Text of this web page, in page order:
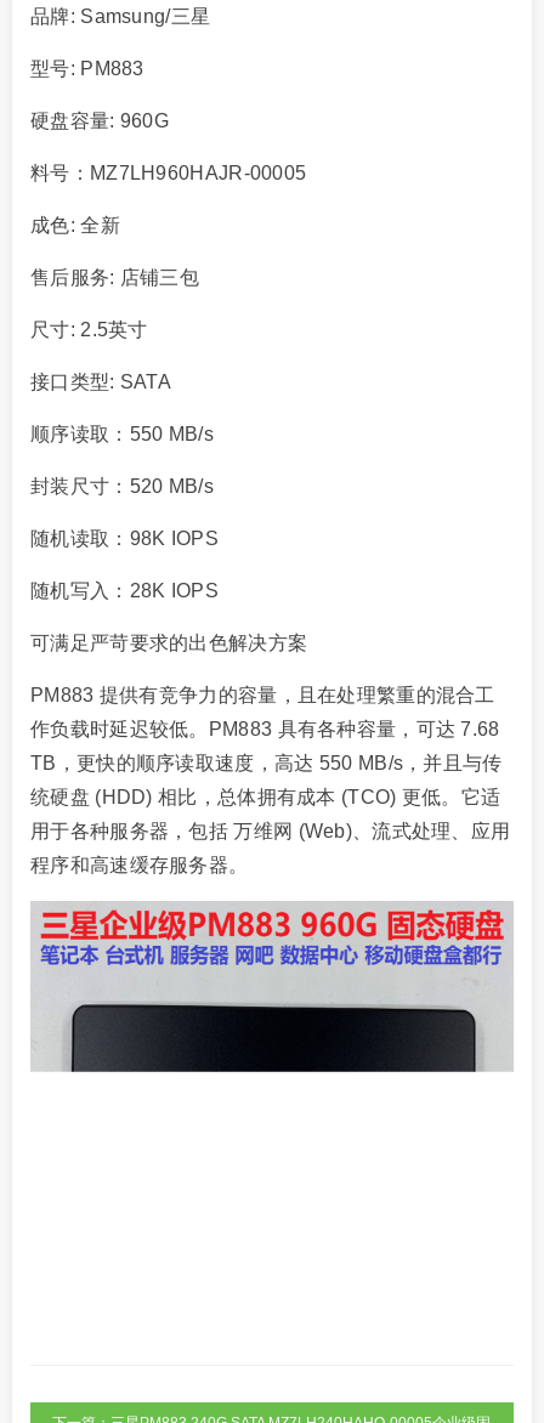
品牌: Samsung/三星
型号: PM883
硬盘容量: 960G
料号：MZ7LH960HAJR-00005
成色: 全新
售后服务: 店铺三包
尺寸: 2.5英寸
接口类型: SATA
顺序读取：550 MB/s
封装尺寸：520 MB/s
随机读取：98K IOPS
随机写入：28K IOPS
可满足严苛要求的出色解决方案
PM883 提供有竞争力的容量，且在处理繁重的混合工
作负载时延迟较低。PM883 具有各种容量，可达 7.68
TB，更快的顺序读取速度，高达 550 MB/s，并且与传
统硬盘 (HDD) 相比，总体拥有成本 (TCO) 更低。它适
用于各种服务器，包括 万维网 (Web)、流式处理、应用
程序和高速缓存服务器。